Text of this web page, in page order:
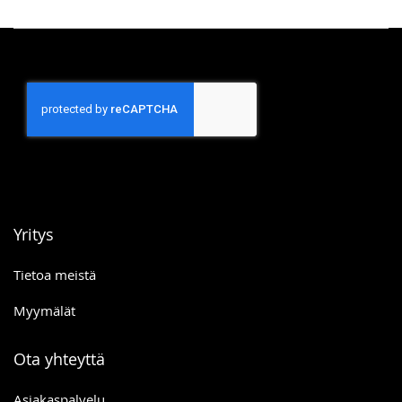
Yritys
Tietoa meistä
Myymälät
Ota yhteyttä